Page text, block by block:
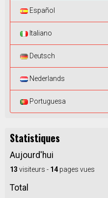
Español
Italiano
Deutsch
Nederlands
Portuguesa
Statistiques
Aujourd'hui
13 visiteurs - 14 pages vues
Total